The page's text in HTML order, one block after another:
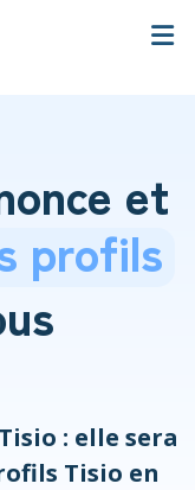
et
profils
: elle sera
Tisio en